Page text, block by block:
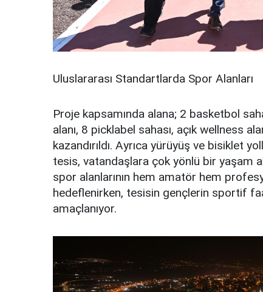
Uluslararası Standartlarda Spor Alanları
Proje kapsamında alana; 2 basketbol
alanı, 8 picklabel sahası, açık wellness
kazandırıldı. Ayrıca yürüyüş ve bisiklet
tesis, vatandaşlara çok yönlü bir yaşam
spor alanlarının hem amatör hem
hedeflenirken, tesisin gençlerin sportif
amaçlanıyor.